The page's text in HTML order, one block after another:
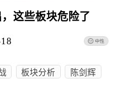
这些板块危险了
板块分析 陈剑辉